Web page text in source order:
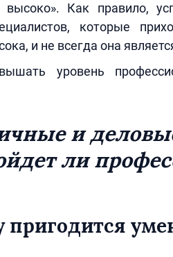
Как правило,
которые
и не всегда она
уровень
и
ли
пригодится